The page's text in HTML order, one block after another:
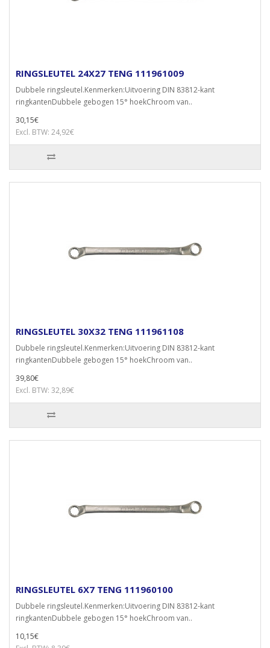
RINGSLEUTEL 24X27 TENG 111961009
Dubbele ringsleutel.Kenmerken:Uitvoering DIN 83812-kant
ringkantenDubbele gebogen 15° hoekChroom van..
30,15€
Excl. BTW: 24,92€
RINGSLEUTEL 30X32 TENG 111961108
Dubbele ringsleutel.Kenmerken:Uitvoering DIN 83812-kant
ringkantenDubbele gebogen 15° hoekChroom van..
39,80€
Excl. BTW: 32,89€
RINGSLEUTEL 6X7 TENG 111960100
Dubbele ringsleutel.Kenmerken:Uitvoering DIN 83812-kant
ringkantenDubbele gebogen 15° hoekChroom van..
10,15€